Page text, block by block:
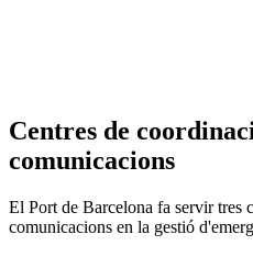
Centres de
comunicacions
El Port de Barcelona fa servir tres
comunicacions en la gestió